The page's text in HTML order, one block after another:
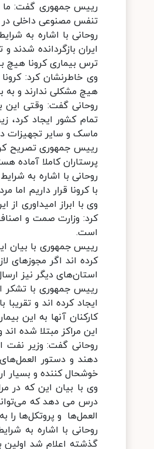
رییس جمهوری گفت: ما
تنفس مصنوعی داخلی
روحانی با اشاره به
ایران بازگردانده شدند
ترس بیماری کرونا هیچ
وی خاطرنشان کرد:
هیچ مشکلی ندارند و به
روحانی گفت: وقتی این
تمام کشور ایجاد کرد،
ماسک و سایر تجهیزات
رییس جمهوری تصریح
پرستاران کاملا آماده
روحانی با اشاره به
با کرونا قرار داریم
وی با ابراز امیداوری
کرد: وزارت صمت و
است.
رییس جمهوری با بیان
کرده اند اگر مجوزهای
استان‌های دیگر نیز
رییس جمهوری با تشکر
ایجاد کرده اند و
کارکنان آنها به این
این مراکز مبتلا شده
روحانی گفت: وزیر نفت
دهند و دستور
خوشحال کننده و بسیار
وی با بیان این که در
درس می دهد که
العمل‌ها و پروتکل‌ها را
روحانی با اشاره به
گذشته اعلام شد